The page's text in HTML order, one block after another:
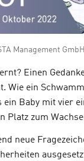
Management GmbH
Einen
Wie ein
Baby mit vier
Platz zum
neue